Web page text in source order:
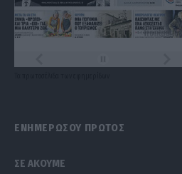
ΕΝΗΜΕΡΩΣΟΥ ΠΡΩΤΟΣ
ΣΕ ΑΚΟΥΜΕ